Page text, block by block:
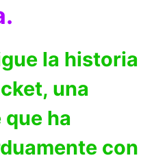
la historia
una
ha
con